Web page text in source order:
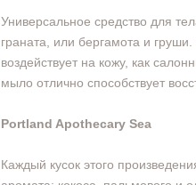
Универсальное средство для
граната, или бергамота и
воздействует на кожу, как
мыло отлично способствует
Portland Apothecary Sea
Каждый кусок этого